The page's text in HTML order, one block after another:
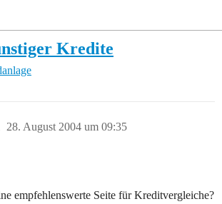
Kredite
28. August 2004 um 09:35
empfehlenswerte Seite für Kreditvergleiche?